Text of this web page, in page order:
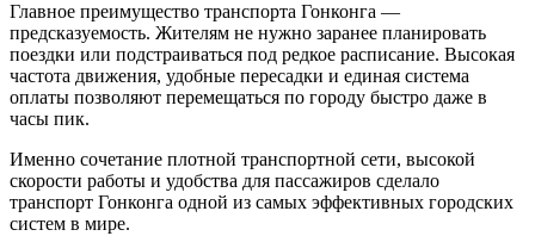
Главное преимущество транспорта Гонконга —
предсказуемость. Жителям не нужно заранее планировать
поездки или подстраиваться под редкое расписание. Высокая
частота движения, удобные пересадки и единая система
оплаты позволяют перемещаться по городу быстро даже в
часы пик.
Именно сочетание плотной транспортной сети, высокой
скорости работы и удобства для пассажиров сделало
транспорт Гонконга одной из самых эффективных городских
систем в мире.